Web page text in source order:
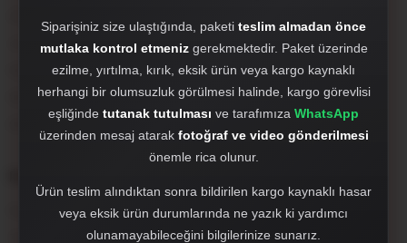
crakdizayn@gmail.com
Hakkımızda
WhatsApp'tan Hızlı Destek Al
905527980412
Far, Stop ve Sisler
Tampon ve Tampon Setleri
Siparişiniz size ulaştığında, paketi teslim almadan önce
mutlaka kontrol etmenizgerekmektedir. Paket üzerinde
ezilme, yırtılma, kırık, eksik ürün veya kargo kaynaklı
herhangi bir olumsuzluk görülmesi halinde, kargo görevlisi
eşliğinde tutanak tutulması ve tarafımıza WhatsApp
üzerinden mesaj atarak fotoğraf ve video gönderilmesi
önemle rica olunur.
Ürün teslim alındıktan sonra bildirilen kargo kaynaklı hasar
veya eksik ürün durumlarında ne yazık ki yardımcı
olunamayabileceğini bilgilerinize sunarız.